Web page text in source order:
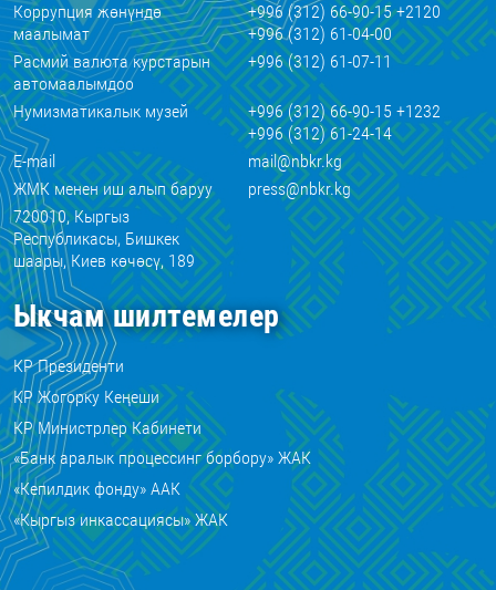
Коррупция жөнүндө
маалымат
+996 (312) 66-90-15 +2120
+996 (312) 61-04-00
Расмий валюта курстарын
автомаалымдоо
+996 (312) 61-07-11
Нумизматикалык музей
+996 (312) 66-90-15 +1232
+996 (312) 61-24-14
E-mail
mail@nbkr.kg
ЖМК менен иш алып баруу
press@nbkr.kg
720010, Кыргыз
Республикасы, Бишкек
шаары, Киев көчөсү, 189
Ыкчам шилтемелер
КР Президенти
КР Жогорку Кеңеши
КР Министрлер Кабинети
«Банк аралык процессинг борбору» ЖАК
«Кепилдик фонду» ААК
«Кыргыз инкассациясы» ЖАК